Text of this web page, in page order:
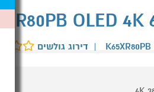
| דירוג גולשים